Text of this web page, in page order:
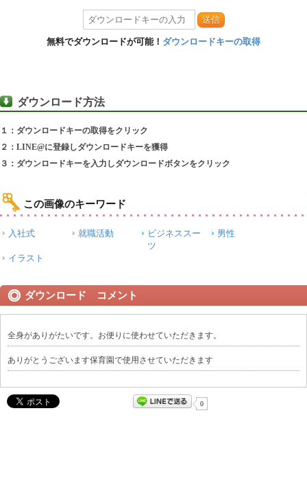
送信
無料でダウンロードが可能！ ダウンロードキーの取得
ダウンロード方法
１：ダウンロードキーの取得をクリック
２：LINE@に登録しダウンロードキーを獲得
３：ダウンロードキーを入力しダウンロードボタンをクリック
この画像のキーワード
入社式 就職活動
ビジネススー
ツ
男性
イラスト
ダウンロード コメント
全身がありがたいです。お便りに使わせていただきます。
ありがとうございます保育園で使用させていただきます
0